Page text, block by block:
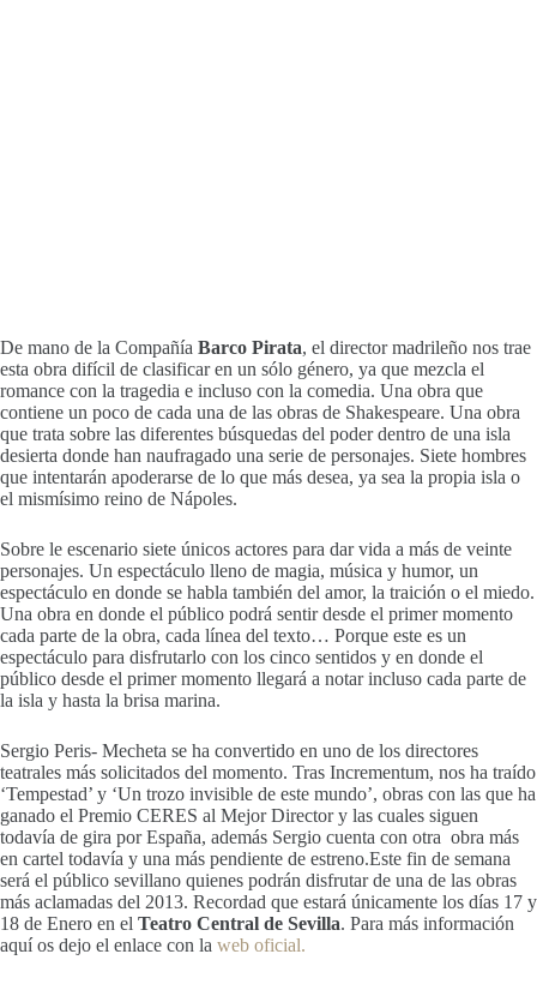
De mano de la Compañía Barco Pirata, el director madrileño nos trae
esta obra difícil de clasificar en un sólo género, ya que mezcla el
romance con la tragedia e incluso con la comedia. Una obra que
contiene un poco de cada una de las obras de Shakespeare. Una obra
que trata sobre las diferentes búsquedas del poder dentro de una isla
desierta donde han naufragado una serie de personajes. Siete hombres
que intentarán apoderarse de lo que más desea, ya sea la propia isla o
el mismísimo reino de Nápoles.
Sobre le escenario siete únicos actores para dar vida a más de veinte
personajes. Un espectáculo lleno de magia, música y humor, un
espectáculo en donde se habla también del amor, la traición o el miedo.
Una obra en donde el público podrá sentir desde el primer momento
cada parte de la obra, cada línea del texto… Porque este es un
espectáculo para disfrutarlo con los cinco sentidos y en donde el
público desde el primer momento llegará a notar incluso cada parte de
la isla y hasta la brisa marina.
Sergio Peris- Mecheta se ha convertido en uno de los directores
teatrales más solicitados del momento. Tras Incrementum, nos ha traído
‘Tempestad’ y ‘Un trozo invisible de este mundo’, obras con las que ha
ganado el Premio CERES al Mejor Director y las cuales siguen
todavía de gira por España, además Sergio cuenta con otra obra más
en cartel todavía y una más pendiente de estreno.Este fin de semana
será el público sevillano quienes podrán disfrutar de una de las obras
más aclamadas del 2013. Recordad que estará únicamente los días 17 y
18 de Enero en el Teatro Central de Sevilla. Para más información
aquí os dejo el enlace con la web oficial.